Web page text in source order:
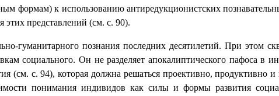
формам) к использованию антиредукционистских
этих представлений (см. с. 90).
гуманитарного познания последних десятилетий. При этом
социального. Он не разделяет апокалиптического пафоса в
(см. с. 94), которая должна решаться проективно,
понимания индивидов как силы и формы развития